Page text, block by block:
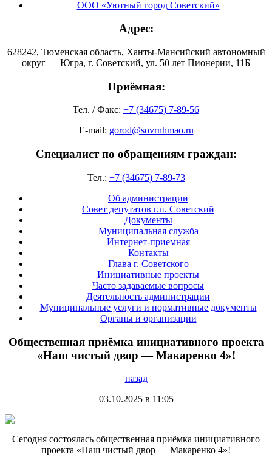
ООО «Уютный город Советский»
Адрес:
628242, Тюменская область, Ханты-Мансийский автономный
округ — Югра, г. Советский, ул. 50 лет Пионерии, 11Б
Приёмная:
Тел. / Факс: +7 (34675) 7-89-56
E-mail: gorod@sovrnhmao.ru
Специалист по обращениям граждан:
Тел.: +7 (34675) 7-89-73
Об администрации
Совет депутатов г.п. Советский
Документы
Муниципальная служба
Интернет-приемная
Контакты
Глава г. Советского
Инициативные проекты
Часто задаваемые вопросы
Деятельность администрации
Муниципальные услуги и нормативные документы
Органы и организации
Общественная приёмка инициативного проекта
«Наш чистый двор — Макаренко 4»!
назад
03.10.2025 в 11:05
Сегодня состоялась общественная приёмка инициативного
проекта «Наш чистый двор — Макаренко 4»!